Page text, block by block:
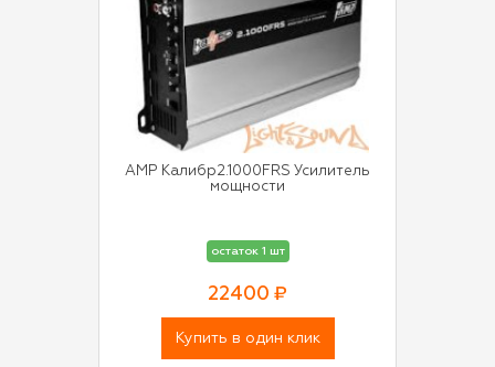
AMP Калибр2.1000FRS Усилитель
мощности
остаток 1 шт
22400 ₽
Купить в один клик